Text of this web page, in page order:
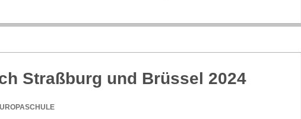
Straß­burg und Brüs­sel 2024